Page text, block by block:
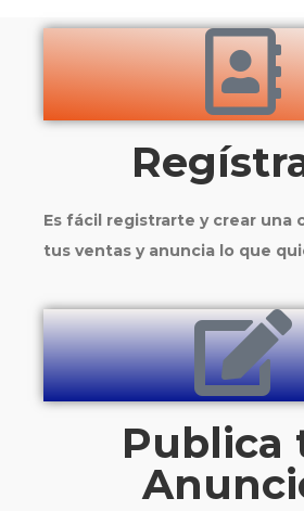
Es fácil registrarte y crear una
tus ventas y anuncia lo que
Publica